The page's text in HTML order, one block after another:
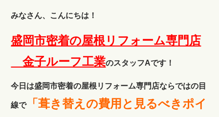
みなさん、こんにちは！
盛岡市密着の屋根リフォーム専門店
金子ルーフ工業のスタッフAです！
今日は盛岡市密着の屋根リフォーム専門店ならではの目
線で「葺き替えの費用と見るべきポイ